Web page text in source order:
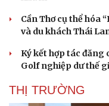
Cần Thơ cụ thể hóa
và du khách Thái
Ký kết hợp tác đăng
Golf nghiệp dư thế
THỊ TRƯỜNG